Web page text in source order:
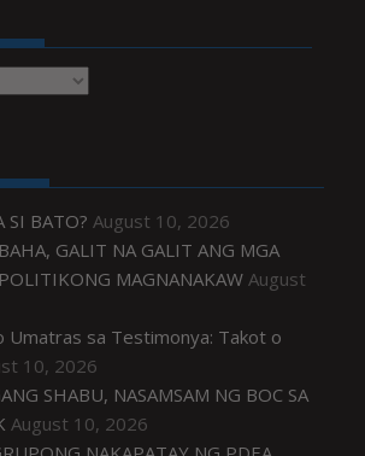
SI BATO? August 10, 2026
GALIT NA GALIT ANG MGA
MAGNANAKAW August
Umatras sa Testimonya: Takot o
10, 2026
SHABU, NASAMSAM NG BOC SA
August 10, 2026